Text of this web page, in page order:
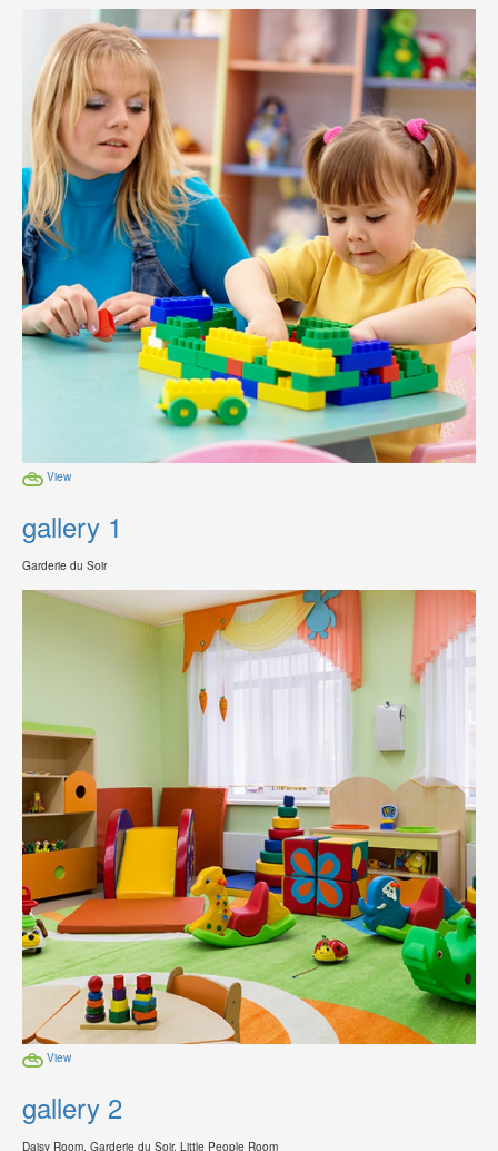
View
gallery 1
Garderie du Soir
View
gallery 2
Daisy Room, Garderie du Soir, Little People Room